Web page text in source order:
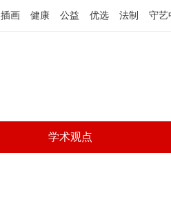
插画 健康 公益 优选 法制 守艺
学术观点